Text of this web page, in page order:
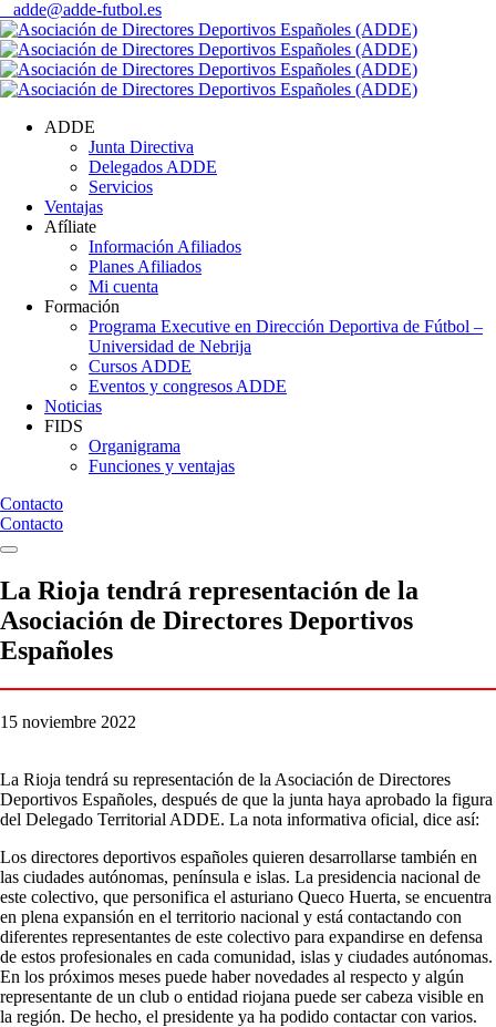
adde@adde-futbol.es
ADDE
Junta Directiva
Delegados ADDE
Servicios
Ventajas
Afíliate
Información Afiliados
Planes Afiliados
Mi cuenta
Formación
Programa Executive en Dirección Deportiva de Fútbol –
Universidad de Nebrija
Cursos ADDE
Eventos y congresos ADDE
Noticias
FIDS
Organigrama
Funciones y ventajas
Contacto
Contacto
La Rioja tendrá representación de la
Asociación de Directores Deportivos
Españoles
15 noviembre 2022
La Rioja tendrá su representación de la Asociación de Directores
Deportivos Españoles, después de que la junta haya aprobado la figura
del Delegado Territorial ADDE. La nota informativa oficial, dice así:
Los directores deportivos españoles quieren desarrollarse también en
las ciudades autónomas, península e islas. La presidencia nacional de
este colectivo, que personifica el asturiano Queco Huerta, se encuentra
en plena expansión en el territorio nacional y está contactando con
diferentes representantes de este colectivo para expandirse en defensa
de estos profesionales en cada comunidad, islas y ciudades autónomas.
En los próximos meses puede haber novedades al respecto y algún
representante de un club o entidad riojana puede ser cabeza visible en
la región. De hecho, el presidente ya ha podido contactar con varios.